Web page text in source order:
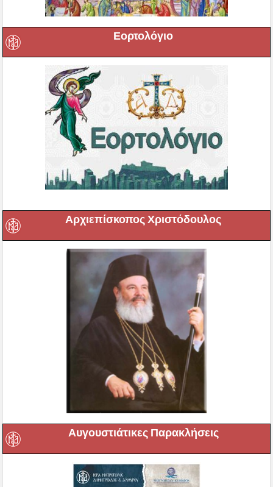
Εορτολόγιο
Αρχιεπίσκοπος Χριστόδουλος
Αυγουστιάτικες Παρακλήσεις